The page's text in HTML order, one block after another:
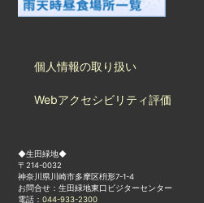
個人情報の取り扱い
Webアクセシビリティ評価
◆生田緑地◆
〒214-0032
神奈川県川崎市多摩区枡形7-1-4
お問合せ：生田緑地東口ビジターセンター
電話：044-933-2300